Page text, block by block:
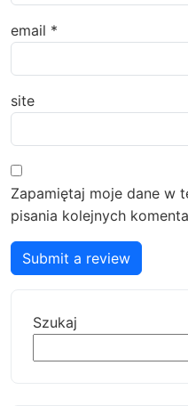
email *
site
Zapamiętaj moje dane w
pisania kolejnych
Submit a review
Szukaj